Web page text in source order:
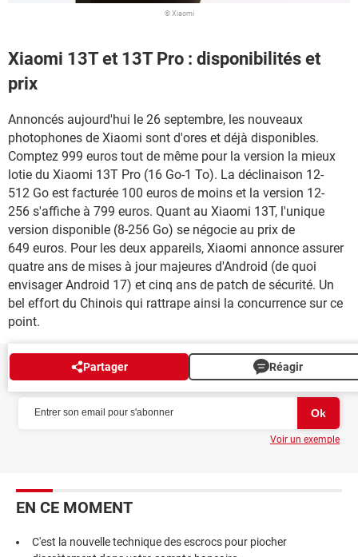
© Xiaomi
Xiaomi 13T et 13T Pro : disponibilités et
prix
Annoncés aujourd'hui le 26 septembre, les nouveaux
photophones de Xiaomi sont d'ores et déjà disponibles.
Comptez 999 euros tout de même pour la version la mieux
lotie du Xiaomi 13T Pro (16 Go-1 To). La déclinaison 12-
512 Go est facturée 100 euros de moins et la version 12-
256 s'affiche à 799 euros. Quant au Xiaomi 13T, l'unique
version disponible (8-256 Go) se négocie au prix de
649 euros. Pour les deux appareils, Xiaomi annonce assurer
quatre ans de mises à jour majeures d'Android (de quoi
envisager Android 17) et cinq ans de patch de sécurité. Un
bel effort du Chinois qui rattrape ainsi la concurrence sur ce
point.
Partager Réagir
NEWSLETTER
Voir un exemple
EN CE MOMENT
C'est la nouvelle technique des escrocs pour piocher